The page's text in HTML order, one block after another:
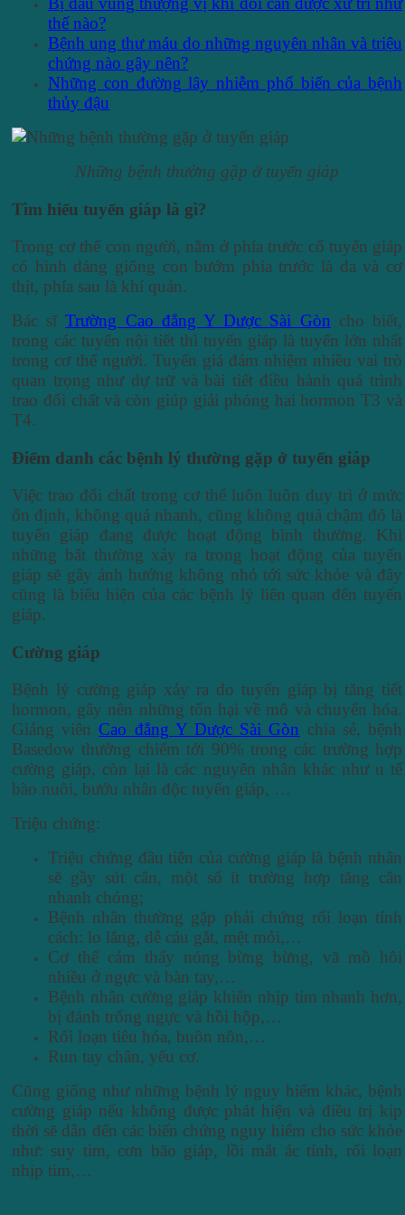
thế nào?
Bệnh ung thư máu do những nguyên nhân và triệu
chứng nào gây nên?
Những con đường lây nhiễm phổ biến của bệnh
thủy đậu
Những bệnh thường gặp ở tuyến giáp
Tìm hiểu tuyến giáp là gì?
Trong cơ thể con người, nằm ở phía trước cổ tuyến giáp
có hình dáng giống con bướm phía trước là da và cơ
thịt, phía sau là khí quản.
Bác sĩTrường Cao đẳng Y Dược Sài Gòn cho biết,
trong các tuyến nội tiết thì tuyến giáp là tuyến lớn nhất
trong cơ thể người. Tuyến giá đảm nhiệm nhiều vai trò
quan trọng như dự trữ và bài tiết điều hành quá trình
trao đổi chất và còn giúp giải phóng hai hormon T3 và
T4.
Điểm danh các bệnh lý thường gặp ở tuyến giáp
Việc trao đổi chất trong cơ thể luôn luôn duy trì ở mức
ổn định, không quá nhanh, cũng không quá chậm đó là
tuyến giáp đang được hoạt động bình thường. Khi
những bất thường xảy ra trong hoạt động của tuyến
giáp sẽ gây ảnh hưởng không nhỏ tới sức khỏe và đây
cũng là biểu hiện của các bệnh lý liên quan đến tuyến
giáp.
Cường giáp
Bệnh lý cường giáp xảy ra do tuyến giáp bị tăng tiết
hormon, gây nên những tổn hại về mô và chuyển hóa.
Giảng viênCao đẳng Y Dược Sài Gòn chia sẻ, bệnh
Basedow thường chiếm tới 90% trong các trường hợp
cường giáp, còn lại là các nguyên nhân khác như u tế
bào nuôi, bướu nhân độc tuyến giáp, …
Triệu chứng:
Triệu chứng đầu tiên của cường giáp là bệnh nhân
sẽ gầy sút cân, một số ít trường hợp tăng cân
nhanh chóng;
Bệnh nhân thường gặp phải chứng rối loạn tính
cách: lo lắng, dễ cáu gắt, mệt mỏi,…
Cơ thể cảm thấy nóng bừng bừng, vã mồ hôi
nhiều ở ngực và bàn tay,…
Bệnh nhân cường giáp khiến nhịp tim nhanh hơn,
bị đánh trống ngực và hồi hộp,…
Rối loạn tiêu hóa, buồn nôn,…
Run tay chân, yếu cơ.
Cũng giống như những bệnh lý nguy hiểm khác, bệnh
cường giáp nếu không được phát hiện và điều trị kịp
thời sẽ dẫn đến các biến chứng nguy hiểm cho sức khỏe
như: suy tim, cơn bão giáp, lồi mắt ác tính, rối loạn
nhịp tim,…